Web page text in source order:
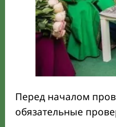
Перед началом
обязательные